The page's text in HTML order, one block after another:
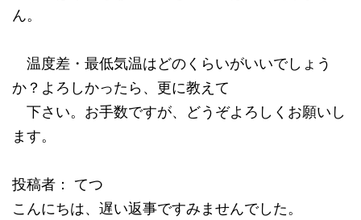
ん。
温度差・最低気温はどのくらいがいいでしょう
か？よろしかったら、更に教えて
下さい。お手数ですが、どうぞよろしくお願いし
ます。
投稿者： てつ
こんにちは、遅い返事ですみませんでした。